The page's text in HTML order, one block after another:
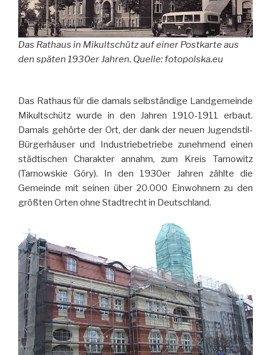
Das Rathaus in Mikultschütz auf einer Postkarte aus
den späten 1930er Jahren. Quelle: fotopolska.eu
Das Rathaus für die damals selbständige Landgemeinde
Mikultschütz wurde in den Jahren 1910-1911 erbaut.
Damals gehörte der Ort, der dank der neuen Jugendstil-
Bürgerhäuser und Industriebetriebe zunehmend einen
städtischen Charakter annahm, zum Kreis Tarnowitz
(Tarnowskie Góry). In den 1930er Jahren zählte die
Gemeinde mit seinen über 20.000 Einwohnern zu den
größten Orten ohne Stadtrecht in Deutschland.